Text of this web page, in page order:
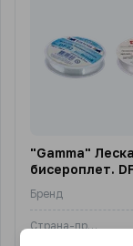
"Gamma"
бисероплет.
Бренд
Страна-производитель